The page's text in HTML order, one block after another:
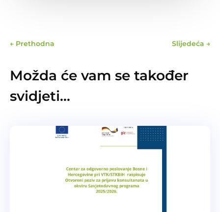
← Prethodna Slijedeća →
Možda će vam se također
svidjeti…